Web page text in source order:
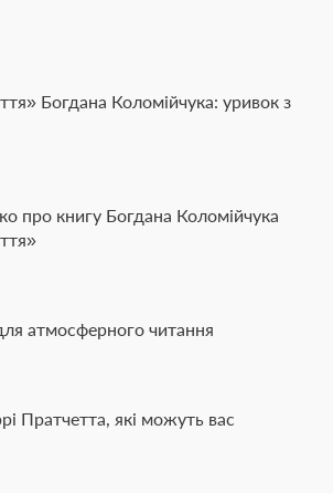
Богдана Коломійчука: уривок з
про книгу Богдана Коломійчука
атмосферного читання
Пратчетта, які можуть вас